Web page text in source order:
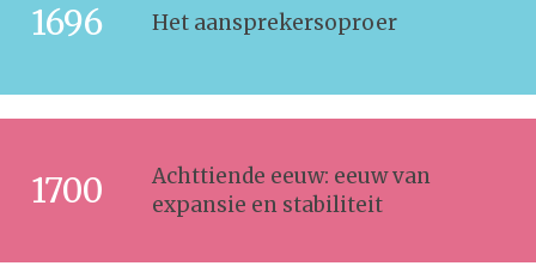
1696 Het aansprekersoproer
1700
Achttiende eeuw: eeuw van
expansie en stabiliteit